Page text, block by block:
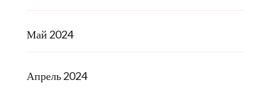
Май 2024
Апрель 2024